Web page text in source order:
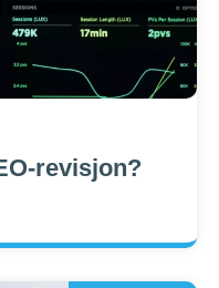
revisjon?